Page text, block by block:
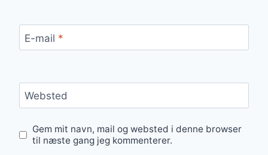
E-mail *
Websted
Gem mit navn, mail og websted i denne browser
til næste gang jeg kommenterer.